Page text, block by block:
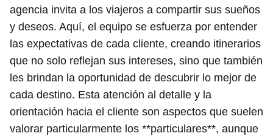
agencia invita a los viajeros a compartir sus sueños
y deseos. Aquí, el equipo se esfuerza por entender
las expectativas de cada cliente, creando itinerarios
que no solo reflejan sus intereses, sino que también
les brindan la oportunidad de descubrir lo mejor de
cada destino. Esta atención al detalle y la
orientación hacia el cliente son aspectos que suelen
valorar particularmente los **particulares**, aunque